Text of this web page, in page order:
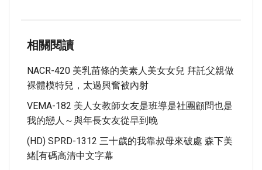
相關閱讀
NACR-420 美乳苗條的美素人美女女兒 拜託父親做
裸體模特兒，太過興奮被內射
VEMA-182 美人女教師女友是班導是社團顧問也是
我的戀人～與年長女友從早到晚
(HD) SPRD-1312 三十歲的我靠叔母來破處 森下美
緒[有碼高清中文字幕